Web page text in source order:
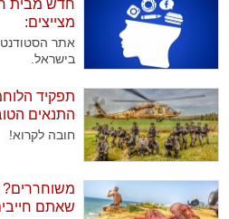
ומעטים
שמצליחים
חדש מבית
מצייצים:
אתר
בישראל.
תפקיד
התנאים
ביותר
חובה לקרוא!
שאתם